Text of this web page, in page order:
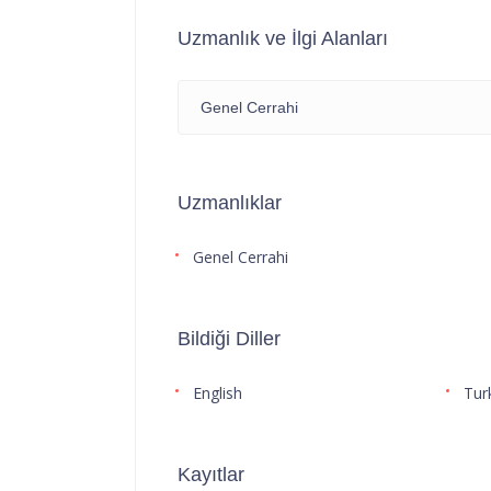
Uzmanlık ve İlgi Alanları
Genel Cerrahi
Uzmanlıklar
Genel Cerrahi
Bildiği Diller
English
Kayıtlar